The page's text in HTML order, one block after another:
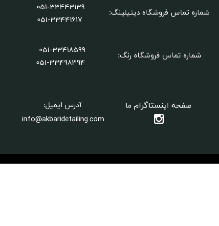
شماره تماس فروشگاه دیتیلینگ:
آدرس ایمیل:
info@akbaridetailing.com
صفحه اینستاگرام ما
051-33443139
051-33441617
شماره تماس فروشگاه رنگ:
051-33418599
​​​​​​​051-33498394